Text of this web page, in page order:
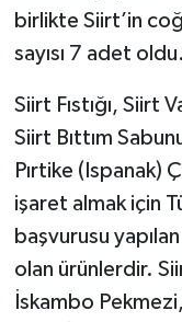
birlikte Siirt’in
sayısı 7 adet oldu.
Siirt Fıstığı, Siirt
Siirt Bıttım
Pırtike (Ispanak)
işaret almak için
başvurusu
olan ürünlerdir.
İskambo